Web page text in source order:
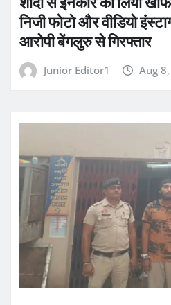
निजी फोटो और वीडियो
आरोपी बेंगलुरु से गिरफ्तार
Junior Editor1 Aug